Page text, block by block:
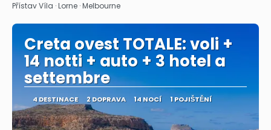
Přístav Víla · Lorne · Melbourne
Creta ovest TOTALE: voli +
14 notti + auto + 3 hotel a
settembre
4 DESTINACE 2 DOPRAVA 14 NOCÍ 1 POJIŠTĚNÍ